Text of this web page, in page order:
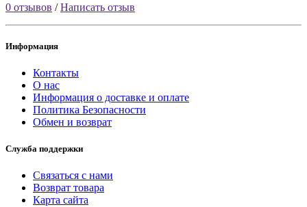
0 отзывов /Написать отзыв
Информация
Контакты
О нас
Информация о доставке и оплате
Политика Безопасности
Обмен и возврат
Служба поддержки
Связаться с нами
Возврат товара
Карта сайта